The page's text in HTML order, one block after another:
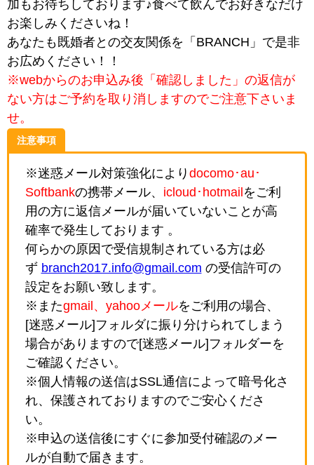
加もお待ちしております♪食べて飲んでお好きなだけ
お楽しみくださいね！
あなたも既婚者との交友関係を「BRANCH」で是非
お広めください！！
※webからのお申込み後「確認しました」の返信が
ない方はご予約を取り消しますのでご注意下さいま
せ。
注意事項
※迷惑メール対策強化により docomo･au･
Softbankの携帯メール、 icloud･hotmail をご利
用の方に返信メールが届いていないことが高
確率で発生しております 。
何らかの原因で受信規制されている方は必
ず branch2017.info@gmail.com の受信許可の
設定をお願い致します。
※またgmail、yahooメールをご利用の場合、
[迷惑メール]フォルダに振り分けられてしまう
場合がありますので[迷惑メール]フォルダーを
ご確認ください。
※個人情報の送信はSSL通信によって暗号化さ
れ、保護されておりますのでご安心くださ
い。
※申込の送信後にすぐに参加受付確認のメー
ルが自動で届きます。